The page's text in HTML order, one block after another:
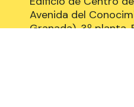
Avenida del
Granada), 3º planta,